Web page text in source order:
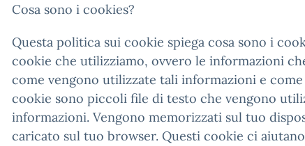
Cosa sono i cookies?
Questa politica sui cookie spiega cosa sono i
cookie che utilizziamo, ovvero le informazioni
come vengono utilizzate tali informazioni e
cookie sono piccoli file di testo che vengono
informazioni. Vengono memorizzati sul tuo
caricato sul tuo browser. Questi cookie ci